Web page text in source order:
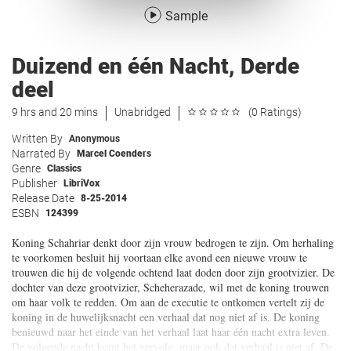
Sample
Duizend en één Nacht, Derde
deel
9 hrs and 20 mins Unabridged (0 Ratings)
Written By Anonymous
Narrated By Marcel Coenders
Genre Classics
Publisher LibriVox
Release Date 8-25-2014
ESBN 124399
Koning Schahriar denkt door zijn vrouw bedrogen te zijn. Om herhaling
te voorkomen besluit hij voortaan elke avond een nieuwe vrouw te
trouwen die hij de volgende ochtend laat doden door zijn grootvizier. De
dochter van deze grootvizier, Scheherazade, wil met de koning trouwen
om haar volk te redden. Om aan de executie te ontkomen vertelt zij de
koning in de huwelijksnacht een verhaal dat nog niet af is. De koning
benieuwd naar het einde van het verhaal laat haar één nacht extra leven.
De volgende nacht komt het vervolg, maar ook dat verhaal is niet af. De